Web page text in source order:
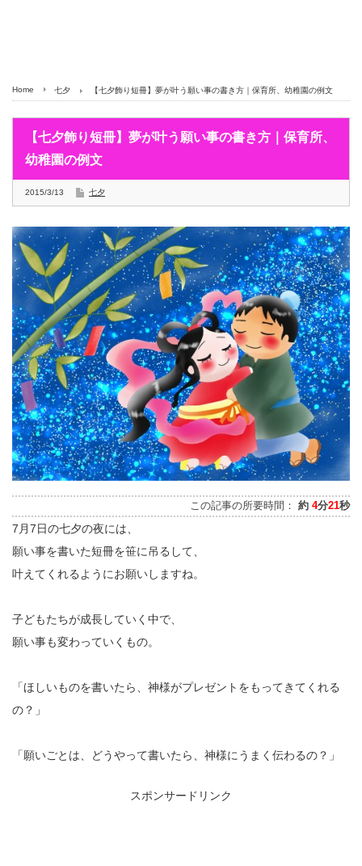
Home 七夕 【七夕飾り短冊】夢が叶う願い事の書き方｜保育所、幼稚園の例文
【七夕飾り短冊】夢が叶う願い事の書き方｜保育所、
幼稚園の例文
2015/3/13 七夕
この記事の所要時間： 約 4分21秒
7月7日の七夕の夜には、
願い事を書いた短冊を笹に吊るして、
叶えてくれるようにお願いしますね。
子どもたちが成長していく中で、
願い事も変わっていくもの。
「ほしいものを書いたら、神様がプレゼントをもってきてくれる
の？」
「願いごとは、どうやって書いたら、神様にうまく伝わるの？」
スポンサードリンク